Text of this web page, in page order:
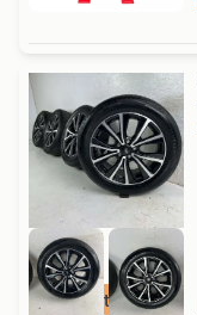
Laagste prijs